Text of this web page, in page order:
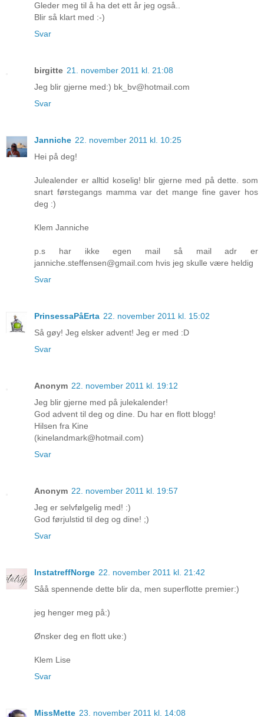
Gleder meg til å ha det ett år jeg også..
Blir så klart med :-)
Svar
birgitte 21. november 2011 kl. 21:08
Jeg blir gjerne med:) bk_bv@hotmail.com
Svar
Janniche 22. november 2011 kl. 10:25
Hei på deg!
Julealender er alltid koselig! blir gjerne med på dette. som
snart førstegangs mamma var det mange fine gaver hos
deg :)
Klem Janniche
p.s har ikke egen mail så mail adr er
janniche.steffensen@gmail.com hvis jeg skulle være heldig
Svar
PrinsessaPåErta 22. november 2011 kl. 15:02
Så gøy! Jeg elsker advent! Jeg er med :D
Svar
Anonym 22. november 2011 kl. 19:12
Jeg blir gjerne med på julekalender!
God advent til deg og dine. Du har en flott blogg!
Hilsen fra Kine
(kinelandmark@hotmail.com)
Svar
Anonym 22. november 2011 kl. 19:57
Jeg er selvfølgelig med! :)
God førjulstid til deg og dine! ;)
Svar
InstatreffNorge 22. november 2011 kl. 21:42
Såå spennende dette blir da, men superflotte premier:)
jeg henger meg på:)
Ønsker deg en flott uke:)
Klem Lise
Svar
MissMette 23. november 2011 kl. 14:08